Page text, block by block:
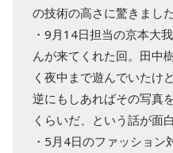
の技術の高さに驚きました
・9月14日担当の京本大
んが来てくれた回。田中
く夜中まで遊んでいたけ
逆にもしあればその写真
くらいだ、という話が面
・5月4日のファッショ